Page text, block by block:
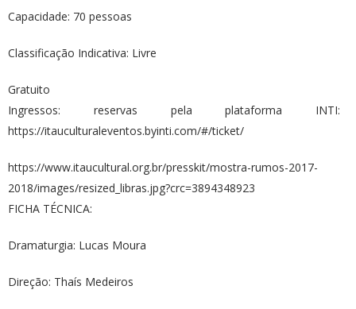
Capacidade: 70 pessoas
Classificação Indicativa: Livre
Gratuito
Ingressos: reservas pela plataforma INTI:
https://itauculturaleventos.byinti.com/#/ticket/
https://www.itaucultural.org.br/presskit/mostra-rumos-2017-
2018/images/resized_libras.jpg?crc=3894348923
FICHA TÉCNICA:
Dramaturgia: Lucas Moura
Direção: Thaís Medeiros